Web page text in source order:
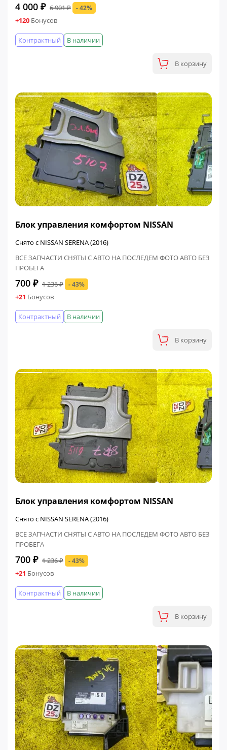
4 000 ₽ 6 901 ₽ - 42%
+120 Бонусов
В наличии
Контрактный
В корзину
Блок управления комфортом NISSAN
Снято с NISSAN SERENA (2016)
ВСЕ ЗАПЧАСТИ СНЯТЫ С АВТО НА ПОСЛЕДЕМ ФОТО АВТО БЕЗ
ПРОБЕГА
700 ₽ 1 236 ₽ - 43%
+21 Бонусов
В наличии
Контрактный
В корзину
Блок управления комфортом NISSAN
Снято с NISSAN SERENA (2016)
ВСЕ ЗАПЧАСТИ СНЯТЫ С АВТО НА ПОСЛЕДЕМ ФОТО АВТО БЕЗ
ПРОБЕГА
700 ₽ 1 236 ₽ - 43%
+21 Бонусов
В наличии
Контрактный
В корзину